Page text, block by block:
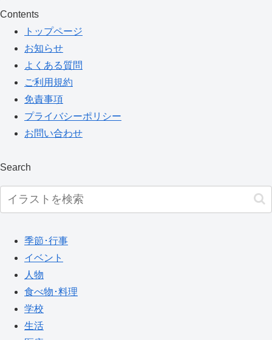
Contents
トップページ
お知らせ
よくある質問
ご利用規約
免責事項
プライバシーポリシー
お問い合わせ
Search
季節･行事
イベント
人物
食べ物･料理
学校
生活